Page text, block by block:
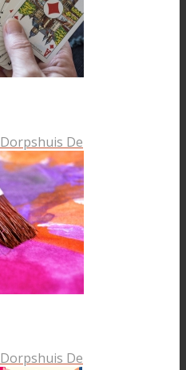
Dorpshuis De
Dorpshuis De